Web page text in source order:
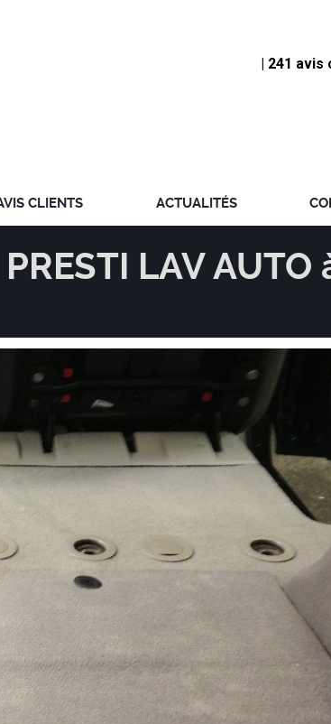
| 241 avis
CLIENTS ACTUALITÉS
LAV AUTO